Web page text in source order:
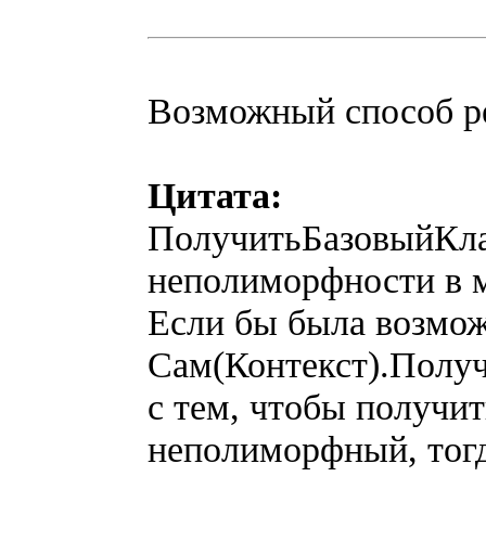
Возможный способ
Цитата:
неполиморфности в
Если бы была
с тем, чтобы
неполиморфный,